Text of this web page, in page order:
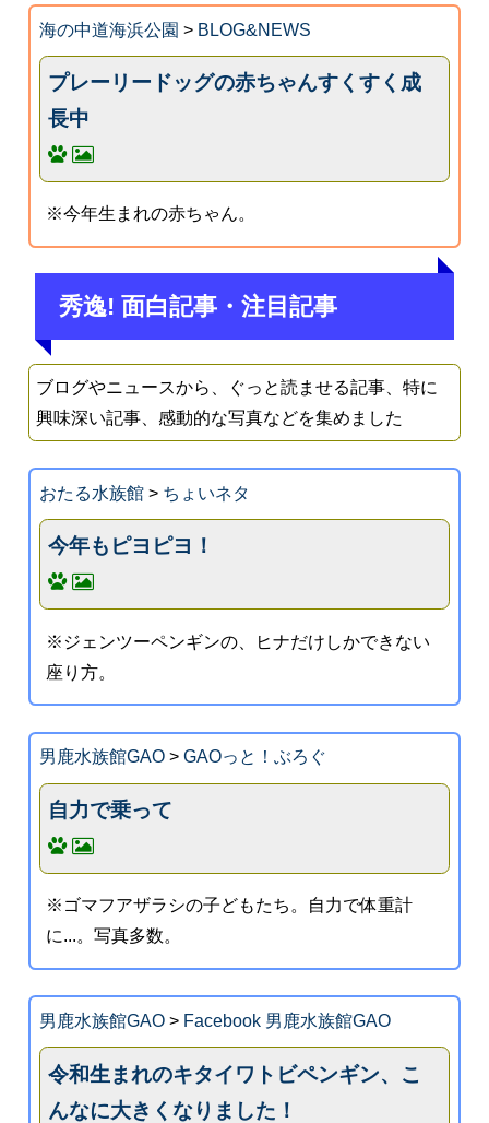
海の中道海浜公園 > BLOG&NEWS
プレーリードッグの赤ちゃんすくすく成
長中
※今年生まれの赤ちゃん。
秀逸! 面白記事・注目記事
ブログやニュースから、ぐっと読ませる記事、特に
興味深い記事、感動的な写真などを集めました
おたる水族館> ちょいネタ
今年もピヨピヨ！
※ジェンツーペンギンの、ヒナだけしかできない
座り方。
男鹿水族館GAO> GAOっと！ぶろぐ
自力で乗って
※ゴマフアザラシの子どもたち。自力で体重計
に...。写真多数。
男鹿水族館GAO> Facebook 男鹿水族館GAO
令和生まれのキタイワトビペンギン、こ
んなに大きくなりました！